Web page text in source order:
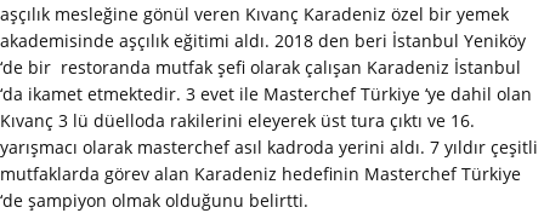
aşçılık mesleğine gönül veren Kıvanç Karadeniz özel bir yemek
akademisinde aşçılık eğitimi aldı. 2018 den beri İstanbul Yeniköy
‘de bir restoranda mutfak şefi olarak çalışan Karadeniz İstanbul
‘da ikamet etmektedir. 3 evet ile Masterchef Türkiye ‘ye dahil olan
Kıvanç 3 lü düelloda rakilerini eleyerek üst tura çıktı ve 16.
yarışmacı olarak masterchef asıl kadroda yerini aldı. 7 yıldır çeşitli
mutfaklarda görev alan Karadeniz hedefinin Masterchef Türkiye
‘de şampiyon olmak olduğunu belirtti.